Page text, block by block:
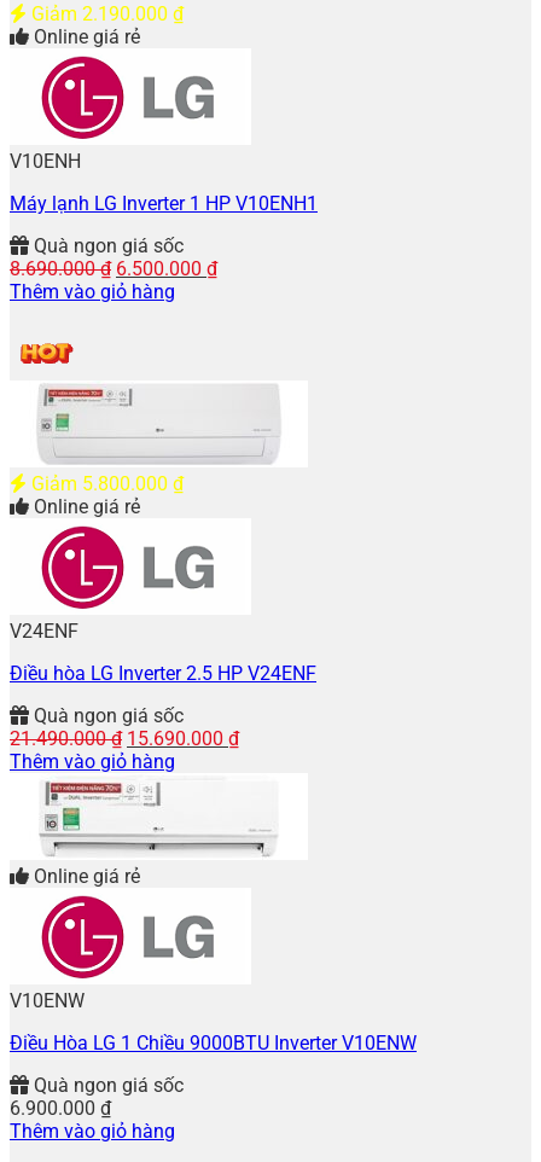
Giảm 2.190.000 ₫
Online giá rẻ
V10ENH
Máy lạnh LG Inverter 1 HP V10ENH1
Quà ngon giá sốc
8.690.000₫ Giá
gốc
6.500.000 ₫Giá
Thêm vào giỏ hàng
Giảm 5.800.000 ₫
Online giá rẻ
V24ENF
Điều hòa LG Inverter 2.5 HP V24ENF
Quà ngon giá sốc
21.490.000₫ Giá
gốc
là:
21.490.000 ₫.
15.690.000 ₫Giá
15.690.000 ₫.
Thêm vào giỏ hàng
Online giá rẻ
V10ENW
Điều Hòa LG 1 Chiều 9000BTU Inverter V10ENW
Quà ngon giá sốc
6.900.000 ₫
Thêm vào giỏ hàng